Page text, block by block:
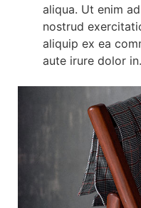
aliqua. Ut enim
nostrud
aliquip ex ea
aute irure dolor in.